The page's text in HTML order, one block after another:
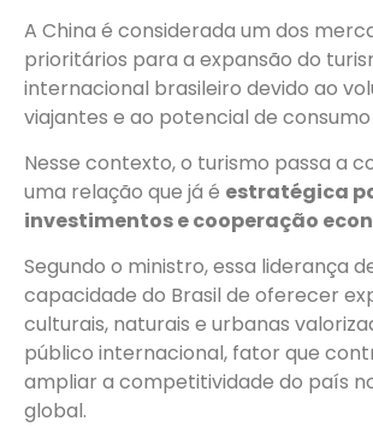
A China é considerada um dos
prioritários para a expansão do
internacional brasileiro devido ao
viajantes e ao potencial de
Nesse contexto, o turismo passa a
uma relação que já é estratégica
investimentos e cooperação
Segundo o ministro, essa liderança
capacidade do Brasil de oferecer
culturais, naturais e urbanas
público internacional, fator que
ampliar a competitividade do país
global.